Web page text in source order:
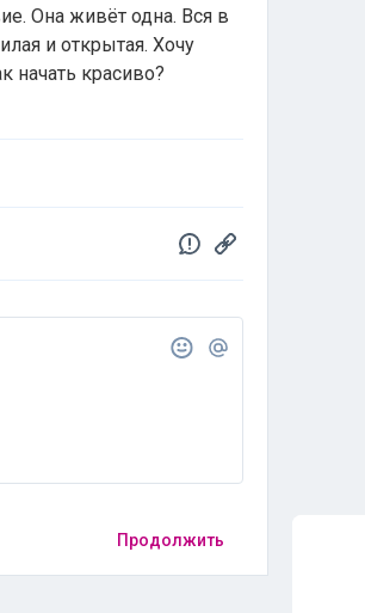
Она живёт одна. Вся в
и открытая. Хочу
начать красиво?
Продолжить